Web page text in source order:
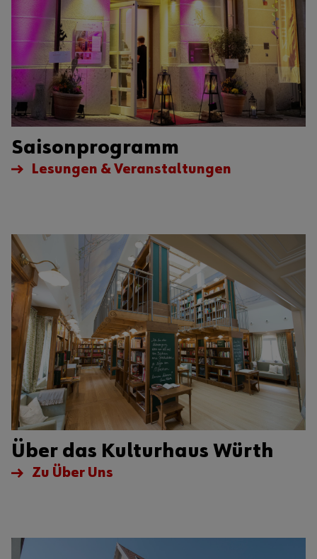
Saisonprogramm
Lesungen & Veranstaltungen
Über das Kulturhaus Würth
Zu Über Uns